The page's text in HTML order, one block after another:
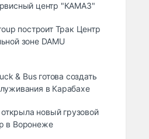
центр "КАМАЗ"
построит Трак Центр
зоне DAMU
& Bus готова создать
в Карабахе
новый грузовой
в Воронеже